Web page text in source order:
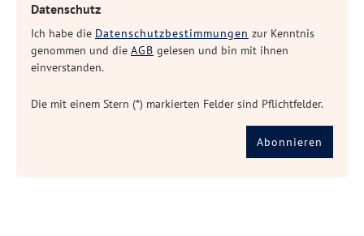
Datenschutz
Ich habe die Datenschutzbestimmungen zur Kenntnis
genommen und die AGB gelesen und bin mit ihnen
einverstanden.
Die mit einem Stern (*) markierten Felder sind Pflichtfelder.
Abonnieren